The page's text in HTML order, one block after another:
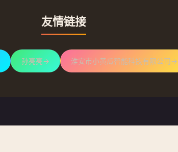
友情链接
孙亮亮→ 淮安市小黄瓜智能科技有限公司→